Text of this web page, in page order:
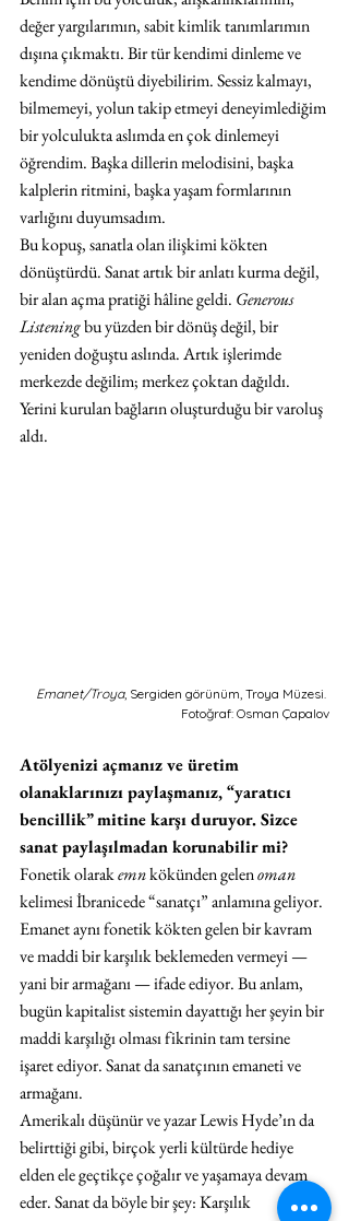
değer yargılarımın, sabit kimlik tanımlarımın
dışına çıkmaktı. Bir tür kendimi dinleme ve
kendime dönüştü diyebilirim. Sessiz kalmayı,
bilmemeyi, yolun takip etmeyi deneyimlediğim
bir yolculukta aslımda en çok dinlemeyi
öğrendim. Başka dillerin melodisini, başka
kalplerin ritmini, başka yaşam formlarının
varlığını duyumsadım.
Bu kopuş, sanatla olan ilişkimi kökten
dönüştürdü. Sanat artık bir anlatı kurma değil,
bir alan açma pratiği hâline geldi. Generous
Listening bu yüzden bir dönüş değil, bir
yeniden doğuştu aslında. Artık işlerimde
merkezde değilim; merkez çoktan dağıldı.
Yerini kurulan bağların oluşturduğu bir varoluş
aldı.
Emanet/Troya, Sergiden görünüm, Troya Müzesi.
Fotoğraf: Osman Çapalov
Atölyenizi açmanız ve üretim
olanaklarınızı paylaşmanız, “yaratıcı
bencillik” mitine karşı duruyor. Sizce
sanat paylaşılmadan korunabilir mi?
Fonetik olarak emn kökünden gelen oman
kelimesi İbranicede “sanatçı” anlamına geliyor.
Emanet aynı fonetik kökten gelen bir kavram
ve maddi bir karşılık beklemeden vermeyi —
yani bir armağanı — ifade ediyor. Bu anlam,
bugün kapitalist sistemin dayattığı her şeyin bir
maddi karşılığı olması fikrinin tam tersine
işaret ediyor. Sanat da sanatçının emaneti ve
armağanı.
Amerikalı düşünür ve yazar Lewis Hyde’ın da
belirttiği gibi, birçok yerli kültürde hediye
elden ele geçtikçe çoğalır ve yaşamaya devam
eder. Sanat da böyle bir şey: Karşılık